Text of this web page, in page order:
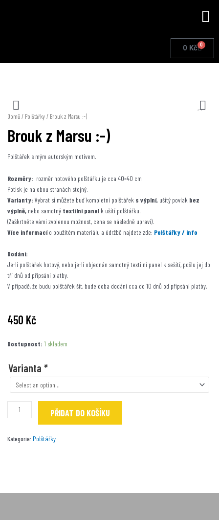
0 Kč 0Cart
Domů/ Polštářky/ Brouk z Marsu :-)
Brouk z Marsu :-)
Polštářek s mým autorským motivem.
Rozměry: rozměr hotového polštářku je cca 40×40 cm
Potisk je na obou stranách stejný.
Varianty: Vybrat si můžete buď kompletní polštářek s výplní, ušitý povlak bez
výplně, nebo samotný textilní panel k ušití polštářku.
(Zaškrtněte vámi zvolenou možnost, cena se následně upraví).
Více informacío použitém materiálu a údržbě najdete zde: Polštářky / info
Dodání:
Je-li polštářek hotový, nebo je-li objednán samotný textilní panel k sešití, pošlu jej do
tří dnů od připsání platby.
V případě, že budu polštářek šít, bude doba dodání cca do 10 dnů od připsání platby.
450 Kč
Dostupnost: 1 skladem
Varianta *
Brouk
Marsu
:-)
množství
PŘIDAT DO KOŠÍKU
Kategorie: Polštářky